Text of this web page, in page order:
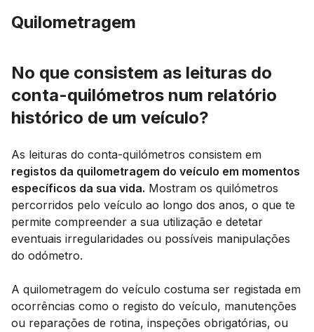
Quilometragem
No que consistem as leituras do
conta-quilómetros num relatório
histórico de um veículo?
As leituras do conta-quilómetros consistem em
registos da quilometragem do veículo em momentos
específicos da sua vida. Mostram os quilómetros
percorridos pelo veículo ao longo dos anos, o que te
permite compreender a sua utilização e detetar
eventuais irregularidades ou possíveis manipulações
do odómetro.
A quilometragem do veículo costuma ser registada em
ocorrências como o registo do veículo, manutenções
ou reparações de rotina, inspeções obrigatórias, ou